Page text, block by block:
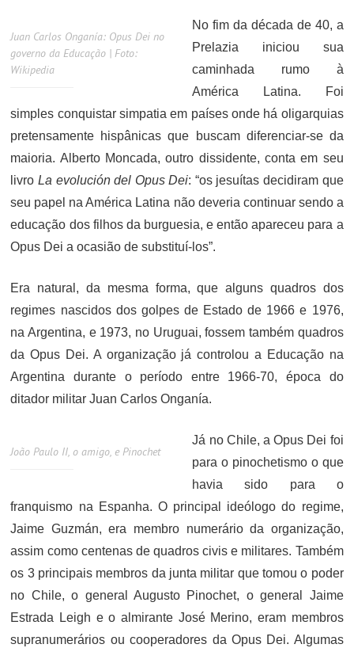
Juan Carlos Onganía: Opus Dei no
governo da Educação | Foto:
Wikipedia
No fim da década de 40, a
Prelazia iniciou sua
caminhada rumo à
América Latina. Foi
simples conquistar simpatia em países onde há oligarquias
pretensamente hispânicas que buscam diferenciar-se da
maioria. Alberto Moncada, outro dissidente, conta em seu
livroLa evolución del Opus Dei: “os jesuítas decidiram que
seu papel na América Latina não deveria continuar sendo a
educação dos filhos da burguesia, e então apareceu para a
Opus Dei a ocasião de substituí-los”.
Era natural, da mesma forma, que alguns quadros dos
regimes nascidos dos golpes de Estado de 1966 e 1976,
na Argentina, e 1973, no Uruguai, fossem também quadros
da Opus Dei. A organização já controlou a Educação na
Argentina durante o período entre 1966-70, época do
ditador militar Juan Carlos Onganía.
João Paulo II, o amigo, e Pinochet
Já no Chile, a Opus Dei foi
para o pinochetismo o que
havia sido para o
franquismo na Espanha. O principal ideólogo do regime,
Jaime Guzmán, era membro numerário da organização,
assim como centenas de quadros civis e militares. Também
os 3 principais membros da junta militar que tomou o poder
no Chile, o general Augusto Pinochet, o general Jaime
Estrada Leigh e o almirante José Merino, eram membros
supranumerários ou cooperadores da Opus Dei. Algumas